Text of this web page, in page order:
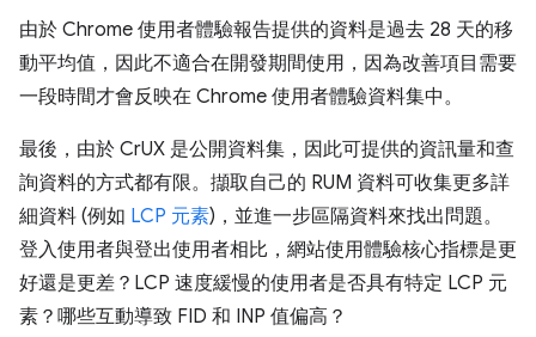
由於 Chrome 使用者體驗報告提供的資料是過去 28 天的移
動平均值，因此不適合在開發期間使用，因為改善項目需要
一段時間才會反映在 Chrome 使用者體驗資料集中。
最後，由於 CrUX 是公開資料集，因此可提供的資訊量和查
詢資料的方式都有限。擷取自己的 RUM 資料可收集更多詳
細資料 (例如 LCP 元素)，並進一步區隔資料來找出問題。
登入使用者與登出使用者相比，網站使用體驗核心指標是更
好還是更差？LCP 速度緩慢的使用者是否具有特定 LCP 元
素？哪些互動導致 FID 和 INP 值偏高？